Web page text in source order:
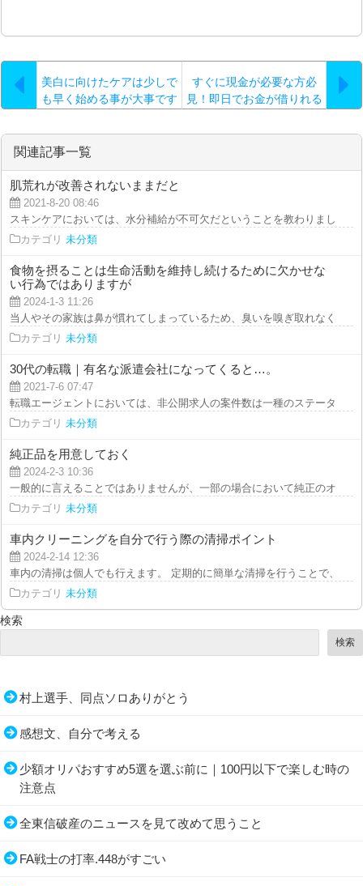
美白に向けたケアは少しで
も早く始める事が大事です
すぐに現金が必要な方必
見！即日でお金が借りれる
関連記事一覧
肌荒れが改善されないままだと
2021-8-20 08:46
スキンケアにおいては、水分補給が不可欠だということを教わりました。
カテゴリ 未分類
食物を摂ることは生命活動を維持し続けるために欠かせな
い行為ではありますが
2024-1-3 11:26
当人やその家族は鼻が慣れてしまっているため、臭いを嗅ぎ取れなくなっ
カテゴリ 未分類
30代の転職｜有名な派遣会社になってくると…。
2021-7-6 07:47
転職エージェントにおいては、非公開求人の案件数は一種のステータスに
カテゴリ 未分類
純正品を用意しておく
2024-2-3 10:36
一般的に言えることではありませんが、一部の場合において純正のオプシ
カテゴリ 未分類
車内クリーニングを自分で行う際の清掃ポイント
2024-2-14 12:36
車内の清掃は個人でも行えます。 定期的に簡単な清掃を行うことで、大
カテゴリ 未分類
検索
検索
村上選手、同点ソロありがとう
感想文、自分で考える
少額オリパおすすめ5選を選ぶ前に｜100円以下で楽しむ時の
注意点
全東信破産のニュースを見て改めて思うこと
FA戦士の打率.448がすごい